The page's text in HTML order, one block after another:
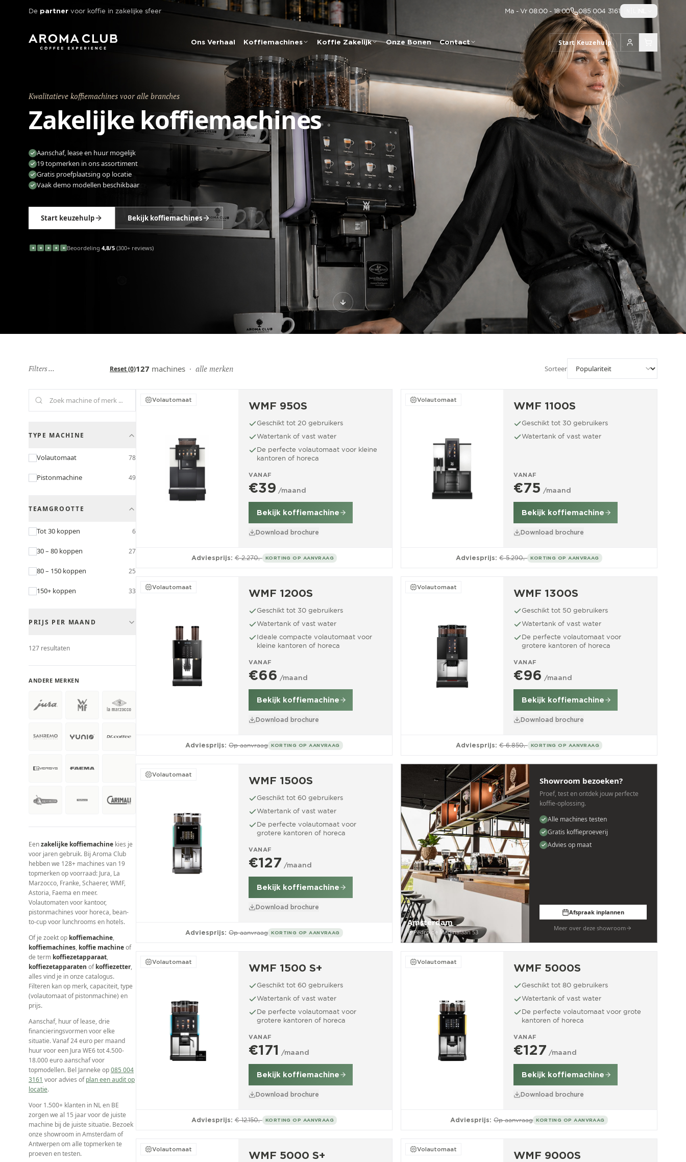
Skip to main content
De partner voor koffie in zakelijke sfeer Ma - Vr 08:00 - 18:00 085 004 3161
Ons Verhaal Koffiemachines Koffie Zakelijk Onze Bonen Contact Start Keuzehulp
Kwalitatieve koffiemachines voor alle branches
Zakelijke koffiemachines
Aanschaf, lease en huur mogelijk
19 topmerken in ons assortiment
Gratis proefplaatsing op locatie
Vaak demo modellen beschikbaar
Start keuzehulp Bekijk koffiemachines
★ ★ ★ ★ ★ Beoordeling 4,8/5 (300+ reviews)
Filters ... Reset(0)
TYPE MACHINE
Volautomaat 78
Pistonmachine 49
TEAMGROOTTE
Tot 30 koppen 6
30 – 80 koppen 27
80 – 150 koppen 25
150+ koppen 33
PRIJS PER MAAND
Tot €30/mnd
€30 – €60/mnd 27
€60 – €100/mnd
€100+/mnd
127 resultaten
ANDERE MERKEN
Eenzakelijke koffiemachine kies je
voor jaren gebruik. Bij Aroma Club
hebben we 128+ machines van 19
topmerken op voorraad: Jura, La
Marzocco, Franke, Schaerer, WMF,
Astoria, Faema en meer.
Volautomaten voor kantoor,
pistonmachines voor horeca, bean-
to-cup voor lunchrooms en hotels.
Of je zoekt op koffiemachine,
koffiemachines, koffie machineof
de term koffiezetapparaat,
koffiezetapparaten ofkoffiezetter,
alles vind je in onze catalogus.
Filteren kan op merk, capaciteit, type
(volautomaat of pistonmachine) en
prijs.
Aanschaf, huur of lease, drie
financieringsvormen voor elke
situatie. Vanaf 24 euro per maand
huur voor een Jura WE6 tot 4.500-
18.000 euro aanschaf voor
topmodellen. Bel Janneke op085 004
3161 voor advies ofplan een audit op
locatie.
Voor 1.500+ klanten in NL en BE
zorgen we al 15 jaar voor de juiste
machine bij de juiste situatie. Bezoek
onze showroom in Amsterdam of
Antwerpen om alle topmerken te
proeven en testen.
127 machines · alle merken Sorteer
Volautomaat
WMF 950S
Geschikt tot 20 gebruikers
Watertank of vast water
De perfecte volautomaat voor kleine
kantoren of horeca
VANAF
€39 /maand
Bekijk koffiemachine
Download brochure
Adviesprijs: € 2.270,- KORTING OP AANVRAAG
Volautomaat
WMF 1100S
Geschikt tot 30 gebruikers
Watertank of vast water
VANAF
€75 /maand
Bekijk koffiemachine
Download brochure
Adviesprijs: € 5.290,- KORTING OP AANVRAAG
Volautomaat
WMF 1200S
Geschikt tot 30 gebruikers
Watertank of vast water
Ideale compacte volautomaat voor
kleine kantoren of horeca
VANAF
€66 /maand
Bekijk koffiemachine
Download brochure
Adviesprijs: Op aanvraag KORTING OP AANVRAAG
Volautomaat
WMF 1300S
Geschikt tot 50 gebruikers
Watertank of vast water
De perfecte volautomaat voor
grotere kantoren of horeca
VANAF
€96 /maand
Bekijk koffiemachine
Download brochure
Adviesprijs: € 6.850,- KORTING OP AANVRAAG
Volautomaat
WMF 1500S
Geschikt tot 60 gebruikers
Watertank of vast water
De perfecte volautomaat voor
grotere kantoren of horeca
VANAF
€127 /maand
Bekijk koffiemachine
Download brochure
Adviesprijs: Op aanvraag KORTING OP AANVRAAG
Amsterdam
Pedro de Medinalaan 53
Showroom bezoeken?
Proef, test en ontdek jouw perfecte
koffie-oplossing.
Alle machines testen
Gratis koffieproeverij
Advies op maat
Afspraak inplannen
Meer over deze showroom
Volautomaat
WMF 1500 S+
Geschikt tot 60 gebruikers
Watertank of vast water
De perfecte volautomaat voor
grotere kantoren of horeca
VANAF
€171 /maand
Bekijk koffiemachine
Download brochure
Adviesprijs: € 12.150,- KORTING OP AANVRAAG
Volautomaat
WMF 5000S
Geschikt tot 80 gebruikers
Watertank of vast water
De perfecte volautomaat voor grote
kantoren of horeca
VANAF
€127 /maand
Bekijk koffiemachine
Download brochure
Adviesprijs: Op aanvraag KORTING OP AANVRAAG
Volautomaat
WMF 5000 S+
Volautomaat
WMF 9000S